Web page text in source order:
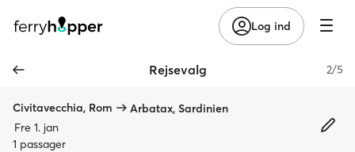
Log ind
Rejsevalg 2/5
Civitavecchia, Rom
Arbatax, Sardinien
Fre 1. jan
1 passager